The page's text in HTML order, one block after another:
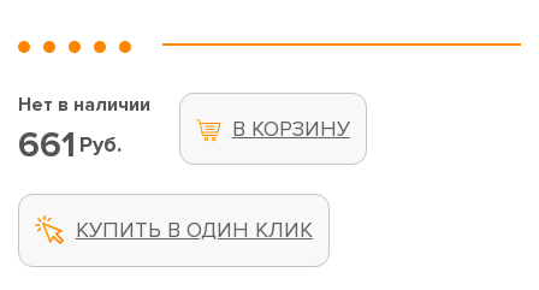
Нет в наличии
661 Руб.
В КОРЗИНУ
КУПИТЬ В ОДИН КЛИК